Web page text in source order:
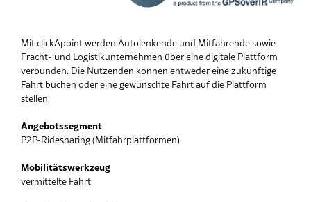
Mit clickApoint werden Autolenkende und Mitfahrende sowie
Fracht- und Logistikunternehmen über eine digitale Plattform
verbunden. Die Nutzenden können entweder eine zukünftige
Fahrt buchen oder eine gewünschte Fahrt auf die Plattform
stellen.
Angebotssegment
P2P-Ridesharing (Mitfahrplattformen)
Mobilitätswerkzeug
vermittelte Fahrt